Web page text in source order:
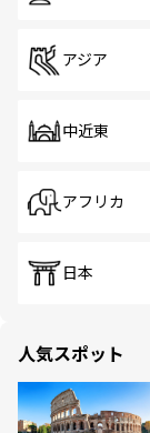
アジア
中近東
アフリカ
日本
人気スポット